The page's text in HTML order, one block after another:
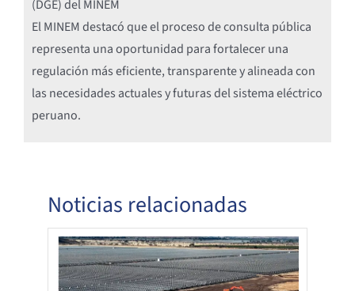
(DGE) del MINEM
El MINEM destacó que el proceso de consulta pública
representa una oportunidad para fortalecer una
regulación más eficiente, transparente y alineada con
las necesidades actuales y futuras del sistema eléctrico
peruano.
Noticias relacionadas